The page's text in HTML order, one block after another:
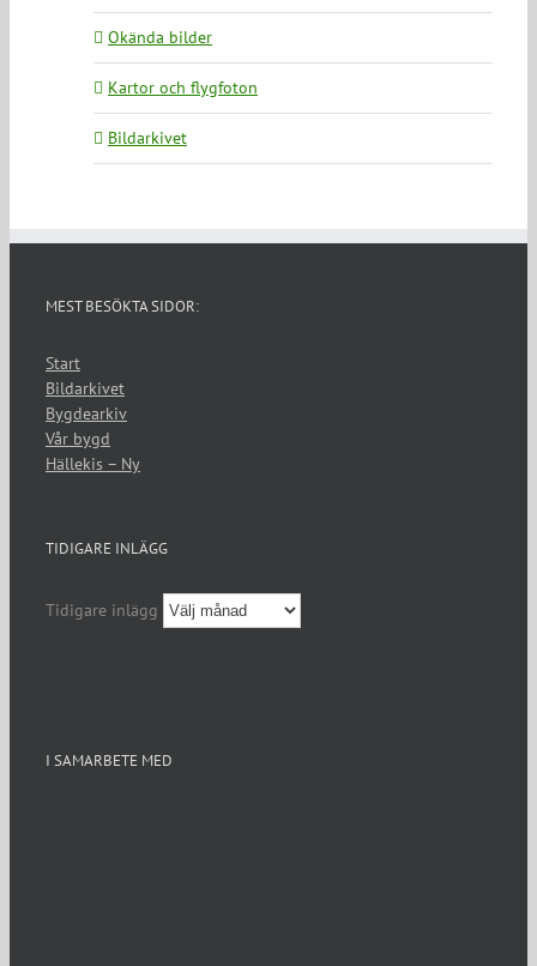
Okända bilder
Kartor och flygfoton
Bildarkivet
MEST BESÖKTA SIDOR:
Start
Bildarkivet
Bygdearkiv
Vår bygd
Hällekis – Ny
TIDIGARE INLÄGG
Tidigare inlägg
I SAMARBETE MED